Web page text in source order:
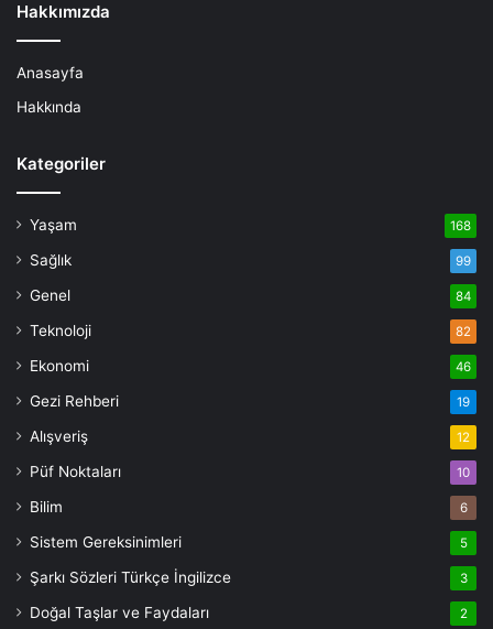
Hakkımızda
Anasayfa
Hakkında
Kategoriler
Yaşam 168
Sağlık 99
Genel 84
Teknoloji 82
Ekonomi 46
Gezi Rehberi 19
Alışveriş 12
Püf Noktaları 10
Bilim 6
Sistem Gereksinimleri 5
Şarkı Sözleri Türkçe İngilizce 3
Doğal Taşlar ve Faydaları 2